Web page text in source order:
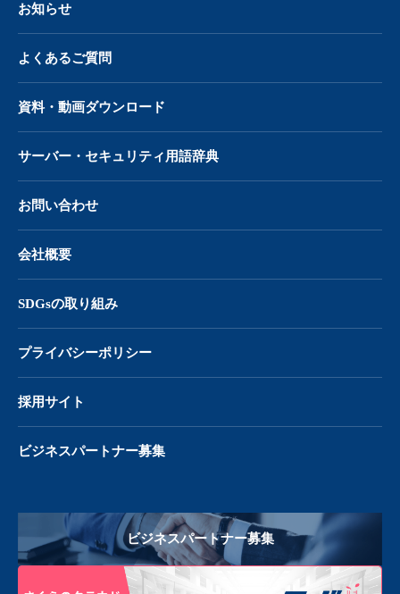
お知らせ
よくあるご質問
資料・動画ダウンロード
サーバー・ セキュリティ用語辞典
お問い合わせ
会社概要
SDGsの取り組み
プライバシーポリシー
採用サイト
ビジネスパートナー募集
ビジネスパートナー募集